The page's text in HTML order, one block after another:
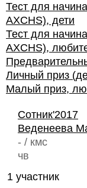
Тест для
AXCHS), дети
Тест для
AXCHS),
Личный приз
Малый приз,
Сотник'2017
Веденеева
- / кмс
чв
1 участник